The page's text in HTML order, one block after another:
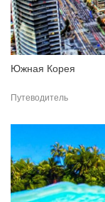
Южная Корея
Путеводитель